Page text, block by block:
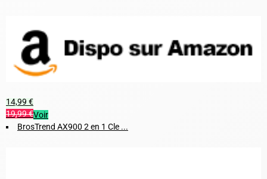
14,99 €
19,99 €Voir
BrosTrend AX900 2 en 1 Cle ...